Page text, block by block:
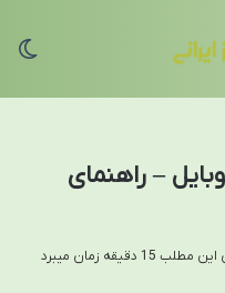
– راهنمای
15 دقیقه زمان میبرد